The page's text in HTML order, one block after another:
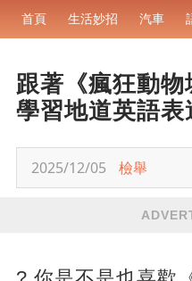
首頁 生活妙招 汽車
跟著《瘋狂動物
學習地道英語表
2025/12/05 檢舉